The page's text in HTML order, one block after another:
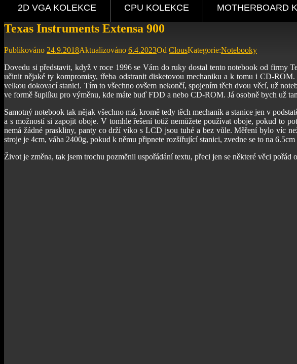
2D VGA KOLEKCE CPU KOLEKCE MOTHERBOARD
Texas Instruments Extensa 900
Publikováno 24.9.2018Aktualizováno 6.4.2023Od ClousKategorie:Notebooky
Dovedu si představit, když v roce 1996 se Vám do ruky dostal tento notebook od firmy
učinit nějaké ty kompromisy, třeba odstranit disketovou mechaniku a k tomu i CD-
velkou dokovací stanici. Tím to všechno ovšem nekončí, spojením těch dvou věcí, už
ve formě šuplíku pro výměnu, kde máte buď FDD a nebo CD-ROM. Já osobně bych už
Samotný notebook tak nějak všechno má, kromě tedy těch mechanik a stanice jen v
a s možností si zapojit oboje. V tomhle řešení totiž nemůžete používat oboje, pokud to
nemá žádné praskliny, panty co drží víko s LCD jsou tuhé a bez vůle. Měření bylo víc
stroje je 4cm, váha 2400g, pokud k němu připnete rozšiřující stanici, zvedne se to na
Život je změna, tak jsem trochu pozměnil uspořádání textu, přeci jen se některé věci pořád